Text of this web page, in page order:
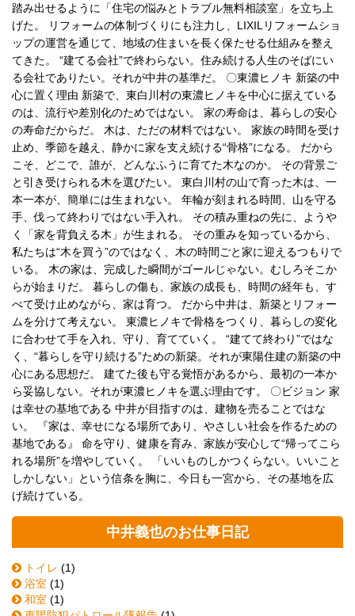
踏み出せるように「住宅の悩みとトラブル無料相談室」を立ち上
げた。 リフォームの体制づくりにも注力し、LIXILリフォームショ
ップの運営を通じて、地域の住まいを長く保たせる仕組みを整え
てきた。 “建てる会社”で終わらない。住み続ける人生のそばにい
る会社でありたい。それが中井の基準だ。 〇東濃ヒノキ 新築の中
心に置く理由 新築で、東白川村の東濃ヒノキを中心に据えている
のは、流行や差別化のためではない。 家の寿命は、暮らしの安心
の寿命だからだ。 木は、ただの材料ではない。 家族の時間を受け
止め、季節を越え、静かに家を支え続ける“骨格”になる。 だから
こそ、どこで、誰が、どんなふうに育てた木なのか。 その背景ご
と引き受けられる木を選びたい。 東白川村の山で育った木は、一
本一本が、簡単には生まれない。 年輪が刻まれる時間、山を守る
手、伐って終わりではない手入れ。 その積み重ねの先に、ようや
く「家を背負える木」が生まれる。 その重みを知っているから、
私たちは“木を買う”のではなく、木の時間ごと家に迎えるつもりで
いる。 木の家は、完成した瞬間がゴールじゃない。むしろそこか
らが始まりだ。 暮らしの傷も、家族の成長も、時間の経年も、す
べて受け止めながら、家は育つ。 だから中井は、新築とリフォー
ムを分けて考えない。 東濃ヒノキで骨格をつくり、暮らしの変化
に合わせて手を入れ、守り、育てていく。 “建てて終わり”ではな
く、“暮らしを守り続ける”ための新築。それが東陽住建の新築の中
心にある思想だ。 建てた後も守る覚悟があるから、最初の一本か
ら妥協しない。それが東濃ヒノキを選ぶ理由です。 〇ビジョン 家
は幸せの基地である 中井が目指すのは、建物を売ることではな
い。 『家は、幸せになる場所であり、やさしい社会を作るための
基地である』 命を守り、健康を育み、家族が安心して“帰ってこら
れる場所”を増やしていく。 「いいものしかつくらない。いいこと
しかしない」という信条を胸に、今日も一宮から、その基地を広
げ続けている。
中井義也のお仕事日記
トイレ (1)
浴室 (1)
和室 (1)